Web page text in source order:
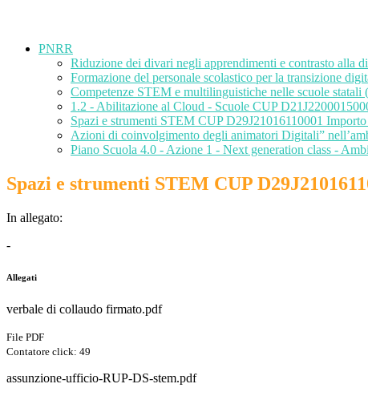
PNRR
Riduzione dei divari negli apprendimenti e contrasto alla
Formazione del personale scolastico per la transizione
Competenze STEM e multilinguistiche nelle scuole
1.2 - Abilitazione al Cloud - Scuole CUP
Spazi e strumenti STEM CUP D29J21016110001
Azioni di coinvolgimento degli animatori Digitali”
Piano Scuola 4.0 - Azione 1 - Next generation class -
Spazi e strumenti STEM CUP
In allegato:
-
Allegati
verbale di collaudo firmato.pdf
File PDF
Contatore click: 49
assunzione-ufficio-RUP-DS-stem.pdf